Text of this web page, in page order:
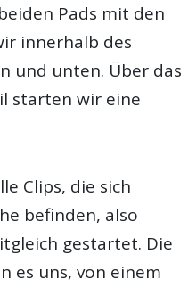
Pads mit den
innerhalb des
und unten. Über das
starten wir eine
Clips, die sich
befinden, also
gestartet. Die
es uns, von einem